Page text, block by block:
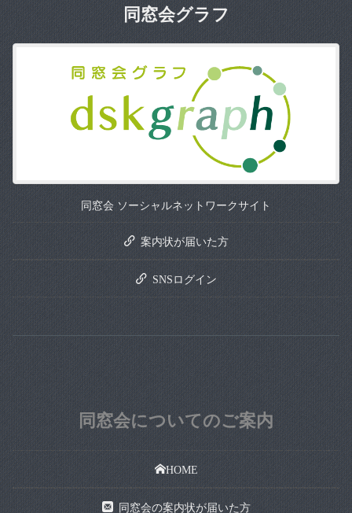
同窓会グラフ
同窓会 ソーシャルネットワークサイト
案内状が届いた方
SNSログイン
同窓会についてのご案内
HOME
同窓会の案内状が届いた方